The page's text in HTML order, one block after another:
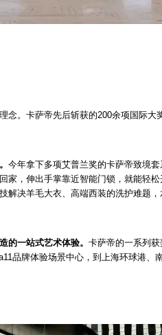
念。卡萨帝先后斩获的200余项国际
今年拿下多项艾普兰奖的卡萨帝致境
家，伸出手掌靠近智能门锁，就能轻
解决羊毛大衣、高端西装的洗护难题
的一站式艺术体验。 卡萨帝的一系列
品牌体验场景中心，到上海环球港